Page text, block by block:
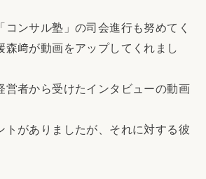
ンサル塾」の司会進行も努めてく
森﨑が動画をアップしてくれまし
者から受けたインタビューの動画
がありましたが、それに対する彼